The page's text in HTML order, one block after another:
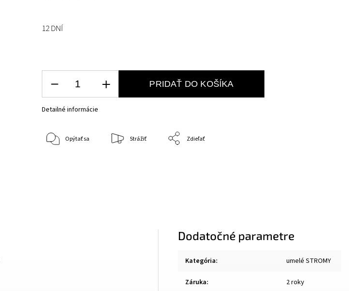
12 DNÍ
PRIDAŤ DO KOŠÍKA
Detailné informácie
Opýtať sa Strážiť Zdieľať
Dodatočné parametre
Kategória: umelé STROMY
Záruka: 2 roky